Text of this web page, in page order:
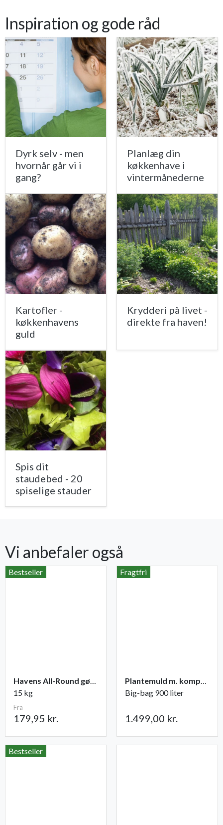
Inspiration og gode råd
Dyrk selv - men
hvornår går vi i
gang?
Planlæg din
køkkenhave i
vintermånederne
Kartofler -
køkkenhavens
guld
Krydderi på livet -
direkte fra haven!
Spis dit
staudebed - 20
spiselige stauder
Vi anbefaler også
Bestseller
15 kg
Fra
179,95 kr.
Fragtfri
Big-bag 900 liter
1.499,00 kr.
Bestseller